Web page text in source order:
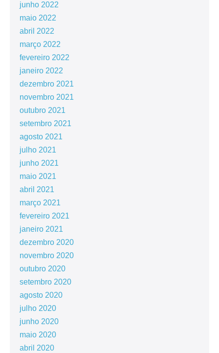
junho 2022
maio 2022
abril 2022
março 2022
fevereiro 2022
janeiro 2022
dezembro 2021
novembro 2021
outubro 2021
setembro 2021
agosto 2021
julho 2021
junho 2021
maio 2021
abril 2021
março 2021
fevereiro 2021
janeiro 2021
dezembro 2020
novembro 2020
outubro 2020
setembro 2020
agosto 2020
julho 2020
junho 2020
maio 2020
abril 2020